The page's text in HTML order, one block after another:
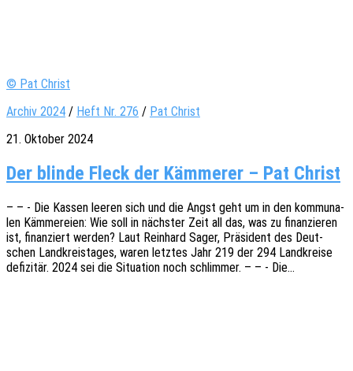
© Pat Christ
Archiv 2024 / Heft Nr. 276 / Pat Christ
21. Oktober 2024
Der blinde Fleck der Kämmerer – Pat Christ
– – - Die Kassen leeren sich und die Angst geht um in den kommu­na­
len Kämme­rei­en: Wie soll in nächs­ter Zeit all das, was zu finan­zie­ren
ist, finan­ziert werden? Laut Rein­hard Sager, Präsi­dent des Deut­
schen Land­kreis­ta­ges, waren letz­tes Jahr 219 der 294 Land­krei­se
defi­zi­tär. 2024 sei die Situa­ti­on noch schlim­mer. – – - Die…